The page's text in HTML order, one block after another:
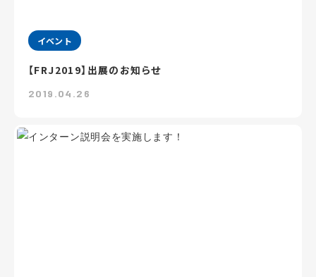
イベント
【FRJ2019】出展のお知らせ
2019.04.26